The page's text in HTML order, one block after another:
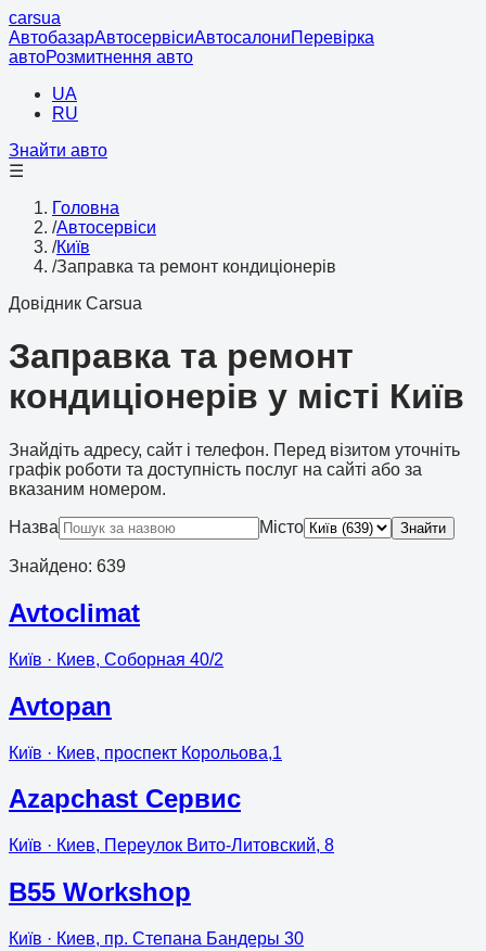
carsua
АвтобазарАвтосервісиАвтосалониПеревірка
автоРозмитнення авто
UA
RU
Знайти авто
☰
Головна
/Автосервіси
/Київ
/Заправка та ремонт кондиціонерів
Довідник Carsua
Заправка та ремонт
кондиціонерів у місті Київ
Знайдіть адресу, сайт і телефон. Перед візитом уточніть
графік роботи та доступність послуг на сайті або за
вказаним номером.
Назва Місто Знайти
Знайдено: 639
Avtoclimat
Київ · Киев, Соборная 40/2
Avtopan
Київ · Киев, проспект Корольова,1
Azapchast Сервис
Київ · Киев, Переулок Вито-Литовский, 8
B55 Workshop
Київ · Киев, пр. Степана Бандеры 30